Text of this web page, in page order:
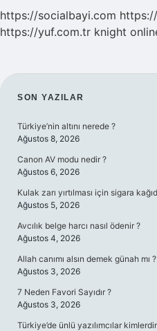
https://socialbayi.com
https://yuf.com.tr knight
SIDEBAR
SON YAZILAR
Türkiye’nin altını nerede ?
Ağustos 8, 2026
Canon AV modu nedir ?
Ağustos 6, 2026
Kulak zarı yırtılması için sigara
Ağustos 5, 2026
Avcılık belge harcı nasıl ödenir ?
Ağustos 4, 2026
Allah canımı alsın demek günah mı ?
Ağustos 3, 2026
7 Neden Favori Sayıdır ?
Ağustos 3, 2026
Türkiye’de ünlü yazılımcılar